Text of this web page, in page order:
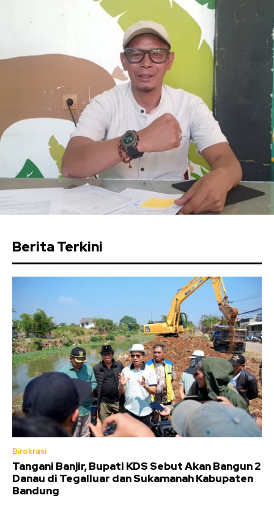
Berita Terkini
Birokrasi
Tangani Banjir, Bupati KDS Sebut Akan Bangun 2
Danau di Tegalluar dan Sukamanah Kabupaten
Bandung